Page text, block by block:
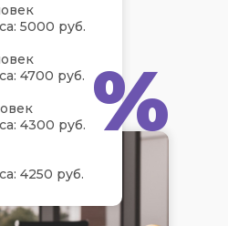
5000 руб.
4700 руб.
4300 руб.
4250 руб.
%